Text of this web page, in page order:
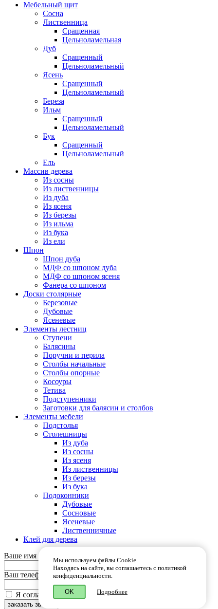
Мебельный щит
Сосна
Лиственница
Сращенная
Цельноламельная
Дуб
Сращенный
Цельноламельный
Ясень
Сращенный
Цельноламельный
Береза
Ильм
Сращенный
Цельноламельный
Бук
Сращенный
Цельноламельный
Ель
Массив дерева
Из сосны
Из лиственницы
Из дуба
Из ясеня
Из березы
Из ильма
Из бука
Из ели
Шпон
Шпон дуба
МДФ со шпоном дуба
МДФ со шпоном ясеня
Фанера со шпоном
Доски столярные
Березовые
Дубовые
Ясеневые
Элементы лестниц
Ступени
Балясины
Поручни и перила
Столбы начальные
Столбы опорные
Косоуры
Тетива
Подступенники
Заготовки для балясин и столбов
Элементы мебели
Подстолья
Столешницы
Из дуба
Из сосны
Из ясеня
Из лиственницы
Из березы
Из бука
Подоконники
Дубовые
Сосновые
Ясеневые
Лиственничные
Клей для дерева
Ваше имя
Ваш телефон
Я согласен (-на) на обработкуперсональных данных
заказать звонок
Мы используем файлы Cookie.
Находясь на сайте, вы соглашаетесь с политикой
конфиденциальности.
OK Подробнее